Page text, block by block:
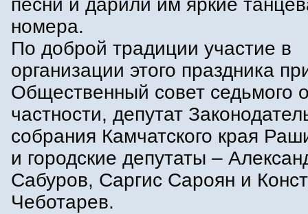
песни и дарили им яркие
номера.
По доброй традиции участие в
организации этого праздника
Общественный совет седьмого
частности, депутат
собрания Камчатского края
и городские депутаты –
Сабуров, Саргис Сароян и
Чеботарев.